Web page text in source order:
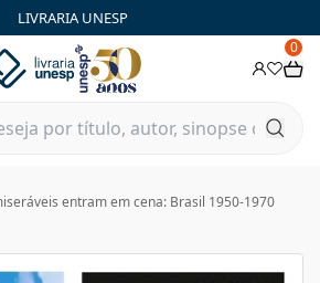
LIVRARIA UNESP
0
entram em cena: Brasil 1950-1970